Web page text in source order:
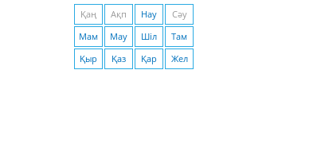
Қаң Ақп Нау
Сәу
Мам
Мау Шіл
Там
Қыр
Қаз Қар Жел